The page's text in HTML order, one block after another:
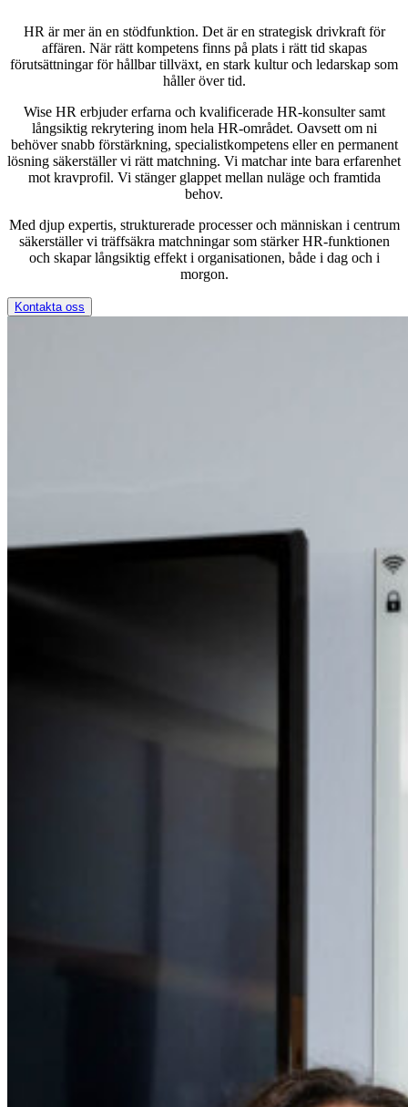
HR är mer än en stödfunktion. Det är en strategisk drivkraft för
affären. När rätt kompetens finns på plats i rätt tid skapas
förutsättningar för hållbar tillväxt, en stark kultur och ledarskap som
håller över tid.
Wise HR erbjuder erfarna och kvalificerade HR-konsulter samt
långsiktig rekrytering inom hela HR-området. Oavsett om ni
behöver snabb förstärkning, specialistkompetens eller en permanent
lösning säkerställer vi rätt matchning. Vi matchar inte bara erfarenhet
mot kravprofil. Vi stänger glappet mellan nuläge och framtida
behov.
Med djup expertis, strukturerade processer och människan i centrum
säkerställer vi träffsäkra matchningar som stärker HR-funktionen
och skapar långsiktig effekt i organisationen, både i dag och i
morgon.
Kontakta oss